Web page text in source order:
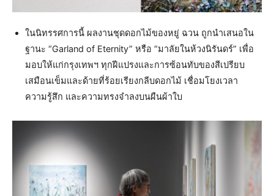
ในนิทรรศการนี้ ผลงานชุดดอกไม้ของหยู่ ฉวน ถูกนำเสนอใน
ฐานะ “Garland of Eternity” หรือ “มาลัยในห้วงนิรันดร์” เพื่อ
มอบให้แก่กรุงเทพฯ ทุกฝีแปรงและการซ้อนทับของสีเปรียบ
เสมือนเข็มและด้ายที่ร้อยเรียงกลีบดอกไม้ เชื่อมโยงเวลา
ความรู้สึก และความทรงจำลงบนผืนผ้าใบ